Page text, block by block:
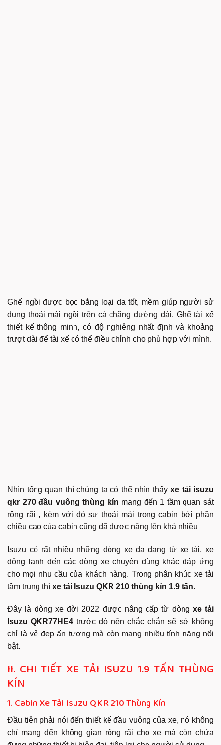
Ghế ngồi được bọc bằng loại da tốt, mềm giúp người sử
dụng thoải mái ngồi trên cả chặng đường dài. Ghế tài xế
thiết kế thông minh, có độ nghiêng nhất định và khoảng
trượt dài để tài xế có thể điều chỉnh cho phù hợp với mình.
Nhìn tổng quan thì chúng ta có thể nhìn thấy xe tải isuzu
qkr 270 đầu vuông thùng kín mang đến 1 tầm quan sát
rộng rãi , kèm với đó sự thoải mái trong cabin bởi phần
chiều cao của cabin cũng đã được nâng lên khá nhiều
Isuzu có rất nhiều những dòng xe đa dạng từ xe tải, xe
đông lạnh đến các dòng xe chuyên dùng khác đáp ứng
cho mọi nhu cầu của khách hàng. Trong phân khúc xe tải
tầm trung thì xe tải Isuzu QKR 210 thùng kín 1.9 tấn.
Đây là dòng xe đời 2022 được nâng cấp từ dòng xe tải
Isuzu QKR77HE4 trước đó nên chắc chắn sẽ sở không
chỉ là vẻ đẹp ấn tượng mà còn mang nhiều tính năng nổi
bật.
II. CHI TIẾT XE TẢI ISUZU 1.9 TẤN THÙNG
KÍN
1. Cabin Xe Tải Isuzu QKR 210 Thùng Kín
Đầu tiên phải nói đến thiết kế đầu vuông của xe, nó không
chỉ mang đến không gian rộng rãi cho xe mà còn chứa